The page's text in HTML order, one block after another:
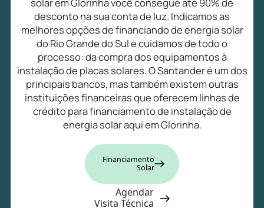
solar em Glorinha você consegue até 90% de
desconto na sua conta de luz. Indicamos as
melhores opções de financiando de energia solar
do Rio Grande do Sul e cuidamos de todo o
processo: da compra dos equipamentos à
instalação de placas solares. O Santander é um dos
principais bancos, mas também existem outras
instituições financeiras que oferecem linhas de
crédito para financiamento de instalação de
energia solar aqui em Glorinha.
Financiamento
Solar
Agendar
Visita Técnica